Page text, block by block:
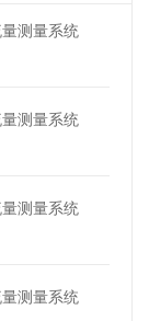
测量系统
测量系统
测量系统
测量系统